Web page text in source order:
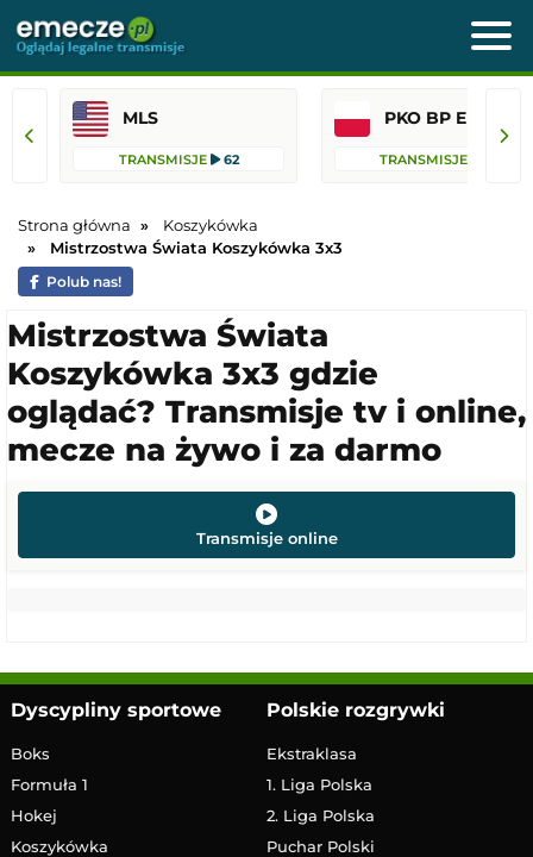
MLS
TRANSMISJE 62 TRANSMISJE
Strona główna
Koszykówka
Mistrzostwa Świata Koszykówka 3x3
Polub nas!
Mistrzostwa Świata
Koszykówka 3x3 gdzie
oglądać? Transmisje tv i online,
mecze na żywo i za darmo
Transmisje online
Dyscypliny sportowe
Boks
Formuła 1
Hokej
Koszykówka
Polskie rozgrywki
Ekstraklasa
1. Liga Polska
2. Liga Polska
Puchar Polski